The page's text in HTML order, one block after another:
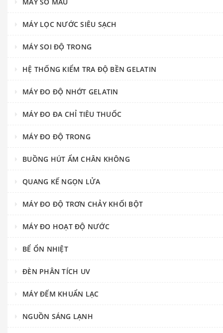
MÁY LỌC NƯỚC SIÊU SẠCH
MÁY SOI ĐỘ TRONG
HỆ THỐNG KIỂM TRA ĐỘ BỀN GELATIN
MÁY ĐO ĐỘ NHỚT GELATIN
MÁY ĐO ĐA CHỈ TIÊU THUỐC
MÁY ĐO ĐỘ TRONG
BUỒNG HÚT ẨM CHÂN KHÔNG
QUANG KẾ NGỌN LỬA
MÁY ĐO ĐỘ TRƠN CHẢY KHỐI BỘT
MÁY ĐO HOẠT ĐỘ NƯỚC
BỂ ỔN NHIỆT
ĐÈN PHÂN TÍCH UV
MÁY ĐẾM KHUẨN LẠC
NGUỒN SÁNG LẠNH